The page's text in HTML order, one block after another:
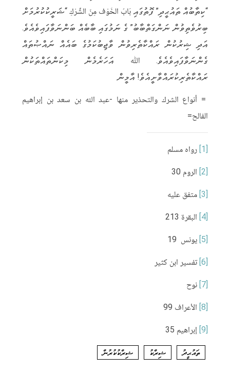
“ކިތާބުއް ތައުޙީދި” ފޮތުގައި بَابُ الخَوْف مِنَ الشِّرْكِ “ޝަރީކުކުރުމަށް
ބިރުވެތިވުން ނަންގަތްބާބު” ގެ ނަމުގައި ބާބެއް ބަންނަވާފައިވެއެވެ.
އަދި ޝިރުކުން ރައްކާތެރިވުން ވާޖިބުކަމުގެ ބައެއް ނައްޞުތައް
ގެންނަވާފައިވެއެވެ. ﷲ އަހަރެމެން މިކަންތައްތަކުން
ރައްކާތެރިކުރައްވާށީއެވެ! އާމީން
= أنواع الشرك والتحذير منها -عبد الله بن سعد بن إبراهيم
الفالح=
[1] رواه مسلم
[2] الروم 30
[3] متفق عليه
[4] البقرة 213
[5] يونس 19
[6] تفسير ابن كثير
[7] نوح
[8] الأعراف 99
[9] إبراهيم 35
ތައުޙީދު ޝިރްކު ޝިރްކުކުރުން